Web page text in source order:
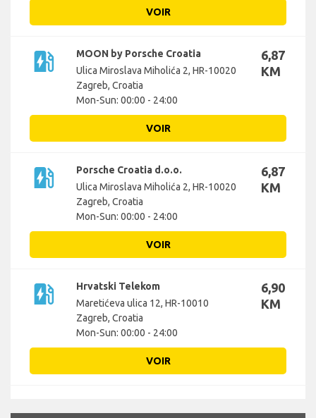
VOIR
ev_station
MOON by Porsche Croatia
Ulica Miroslava Miholića 2, HR-10020
Zagreb, Croatia
Mon-Sun: 00:00 - 24:00
6,87
KM
VOIR
ev_station
Porsche Croatia d.o.o.
Ulica Miroslava Miholića 2, HR-10020
Zagreb, Croatia
Mon-Sun: 00:00 - 24:00
6,87
KM
VOIR
ev_station
Hrvatski Telekom
Maretićeva ulica 12, HR-10010
Zagreb, Croatia
Mon-Sun: 00:00 - 24:00
6,90
KM
VOIR